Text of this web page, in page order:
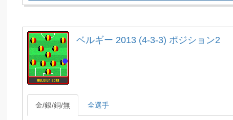
ベルギー 2013 (4-3-3) ポジション2
金/銀/銅/無 全選手